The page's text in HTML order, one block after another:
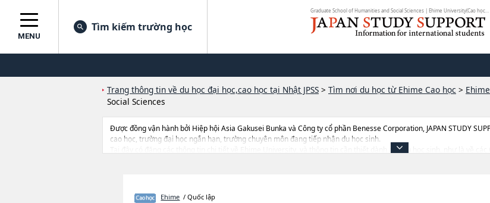
MENU
Tìm kiếm trường học
Trang thông tin về du học đại học,cao học tại Nhật JPSS > Tìm nơi du học từ Ehime Cao học >
Social Sciences
Được đồng vận hành bởi Hiệp hội Asia Gakusei Bunka và Công ty cổ phần Benesse Corporation, JAPAN STUDY
cao học, trường đại học ngắn hạn, trường chuyên môn đang tiếp nhận du học sinh.
Tại đây có đăng các thông tin chi tiết về Ehime University, và thông tin cần thiết dành cho du học sinh, như là về
Ehime / Quốc lập